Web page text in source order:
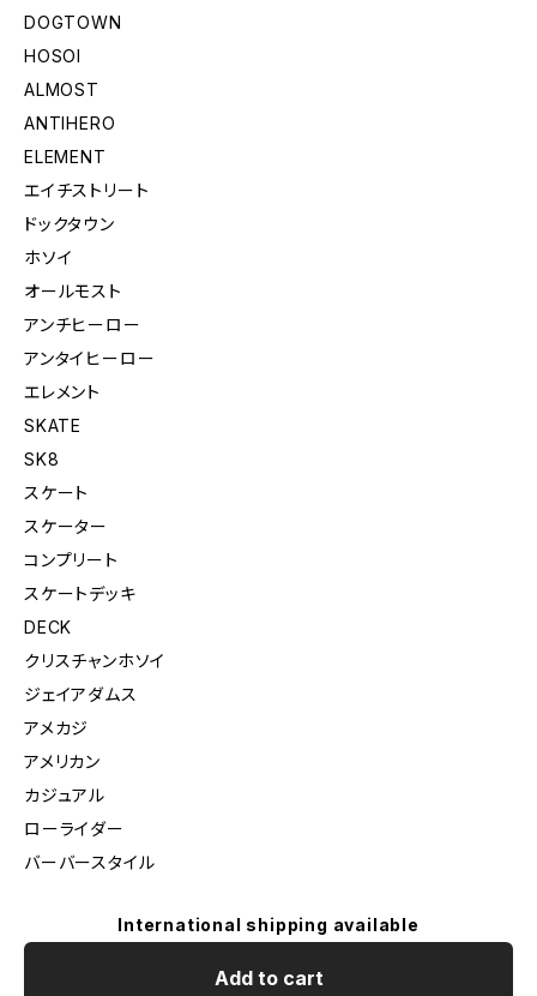
DOGTOWN
HOSOI
ALMOST
ANTIHERO
ELEMENT
エイチストリート
ドックタウン
ホソイ
オールモスト
アンチヒーロー
アンタイヒーロー
エレメント
SKATE
SK8
スケート
スケーター
コンプリート
スケートデッキ
DECK
クリスチャンホソイ
ジェイアダムス
アメカジ
アメリカン
カジュアル
ローライダー
バーバースタイル
International shipping available
Add to cart